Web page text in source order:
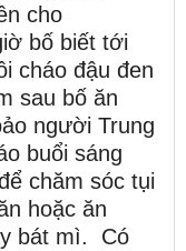
cho
bố biết tới
cháo đậu đen
sau bố ăn
người Trung
buổi sáng
chăm sóc tụi
hoặc ăn
bát mì. Có